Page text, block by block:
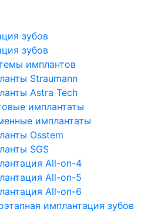
зубов
зубов
имплантов
Straumann
Astra Tech
имплантаты
имплантаты
Osstem
SGS
All-on-4
All-on-5
All-on-6
имплантация зубов